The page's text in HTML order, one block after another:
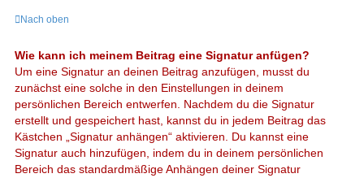
Nach oben
Wie kann ich meinem Beitrag eine Signatur anfügen?
Um eine Signatur an deinen Beitrag anzufügen, musst du
zunächst eine solche in den Einstellungen in deinem
persönlichen Bereich entwerfen. Nachdem du die Signatur
erstellt und gespeichert hast, kannst du in jedem Beitrag das
Kästchen „Signatur anhängen“ aktivieren. Du kannst eine
Signatur auch hinzufügen, indem du in deinem persönlichen
Bereich das standardmäßige Anhängen deiner Signatur